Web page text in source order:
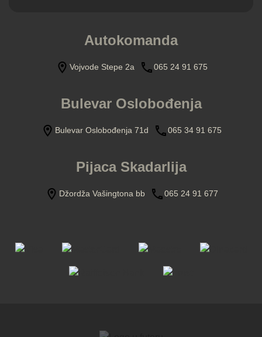
Autokomanda
Vojvode Stepe 2a 065 24 91 675
Bulevar Oslobođenja
Bulevar Oslobođenja 71d 065 34 91 675
Pijaca Skadarlija
Džordža Vašingtona bb 065 24 91 677